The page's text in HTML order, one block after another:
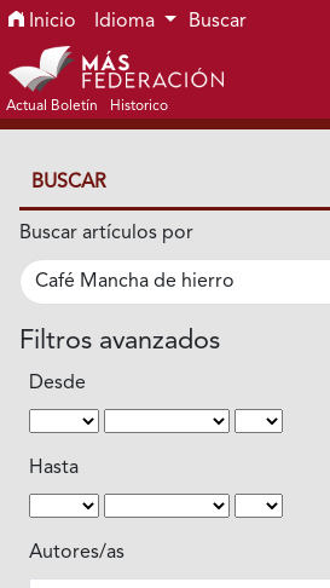
Ir al menú de navegación principal
Ir al contenido principal
Ir al pie de página del sitio
Inicio Idioma Buscar
Actual Boletín Historico
BUSCAR
Buscar artículos por
Filtros avanzados
Desde
Hasta
Autores/as